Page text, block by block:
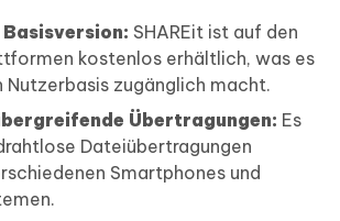
SHAREit ist auf den
kostenlos erhältlich, was es
Nutzerbasis zugänglich macht.
Übertragungen: Es
Dateiübertragungen
Smartphones und